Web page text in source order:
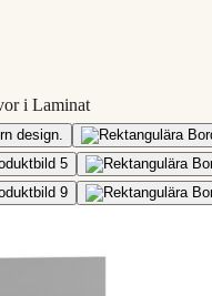
i Laminat